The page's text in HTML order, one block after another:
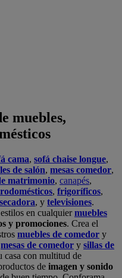
muebles,
cama, sofá chaise longue,
de salón, mesas comedor,
matrimonio, canapés,
, frigoríficos,
, y televisiones.
en cualquiermuebles
y promociones. Crea el
muebles de comedor y
mesas de comedor y sillas de
casa con multitud de
de imagen y sonido